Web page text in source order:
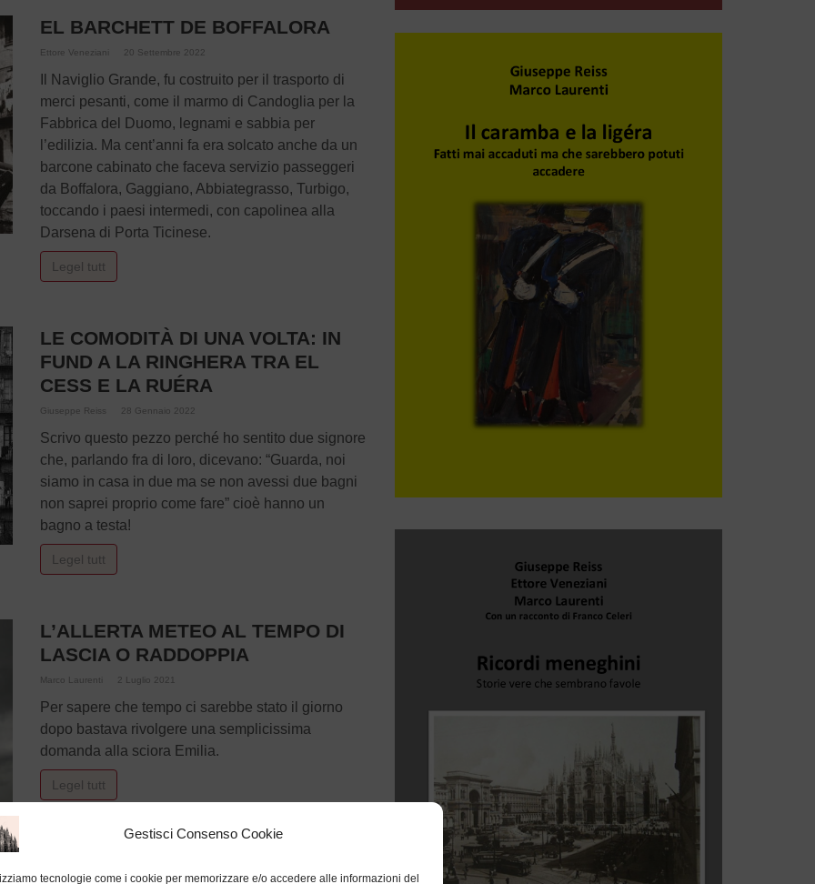
Gestisci Consenso Cookie
tecnologie come i cookie per memorizzare e/o accedere alle informazioni del
EL BARCHETT DE BOFFALORA
Ettore Veneziani 20 Settembre 2022
Il Naviglio Grande, fu costruito per il trasporto di
merci pesanti, come il marmo di Candoglia per la
Fabbrica del Duomo, legnami e sabbia per
l’edilizia. Ma cent’anni fa era solcato anche da un
barcone cabinato che faceva servizio passeggeri
da Boffalora, Gaggiano, Abbiategrasso, Turbigo,
toccando i paesi intermedi, con capolinea alla
Darsena di Porta Ticinese.
Legel tutt
LE COMODITÀ DI UNA VOLTA: IN
FUND A LA RINGHERA TRA EL
CESS E LA RUÉRA
Giuseppe Reiss 28 Gennaio 2022
Scrivo questo pezzo perché ho sentito due signore
che, parlando fra di loro, dicevano: “Guarda, noi
siamo in casa in due ma se non avessi due bagni
non saprei proprio come fare” cioè hanno un
bagno a testa!
Legel tutt
L’ALLERTA METEO AL TEMPO DI
LASCIA O RADDOPPIA
Marco Laurenti 2 Luglio 2021
Per sapere che tempo ci sarebbe stato il giorno
dopo bastava rivolgere una semplicissima
domanda alla sciora Emilia.
Legel tutt